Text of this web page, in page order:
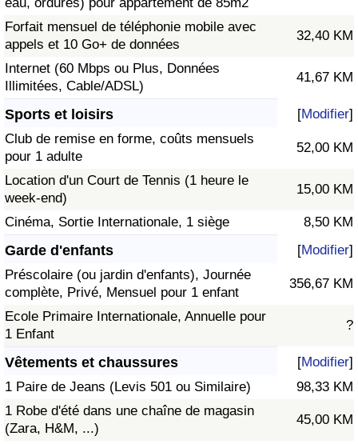
eau, ordures) pour appartement de 85m2
Forfait mensuel de téléphonie mobile avec
appels et 10 Go+ de données
32,40 KM
Internet (60 Mbps ou Plus, Données
Illimitées, Cable/ADSL)
41,67 KM
Sports et loisirs [Modifier]
Club de remise en forme, coûts mensuels
pour 1 adulte
52,00 KM
Location d'un Court de Tennis (1 heure le
week-end)
15,00 KM
Cinéma, Sortie Internationale, 1 siège 8,50 KM
Garde d'enfants [Modifier]
Préscolaire (ou jardin d'enfants), Journée
complète, Privé, Mensuel pour 1 enfant
356,67 KM
Ecole Primaire Internationale, Annuelle pour
1 Enfant
?
Vêtements et chaussures [Modifier]
1 Paire de Jeans (Levis 501 ou Similaire)
98,33 KM
1 Robe d'été dans une chaîne de magasin
(Zara, H&M, ...)
45,00 KM